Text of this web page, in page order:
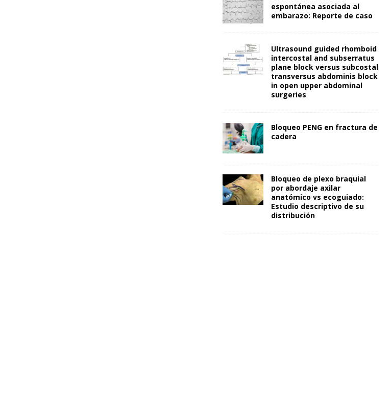
espontánea asociada al
embarazo: Reporte de caso
Ultrasound guided rhomboid
intercostal and subserratus
plane block versus subcostal
transversus abdominis block
in open upper abdominal
surgeries
Bloqueo PENG en fractura de
cadera
Bloqueo de plexo braquial
por abordaje axilar
anatómico vs ecoguiado:
Estudio descriptivo de su
distribución